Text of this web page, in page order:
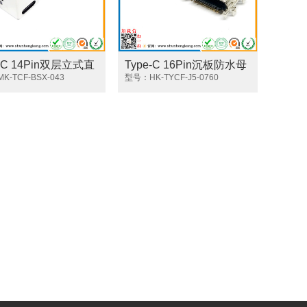
14Pin双层立式直
车充专用款 大电流
TCF-BSX-043
Type-C 16Pin沉板防水母
座 L=9.0MM
型号：HK-TYCF-J5-0760